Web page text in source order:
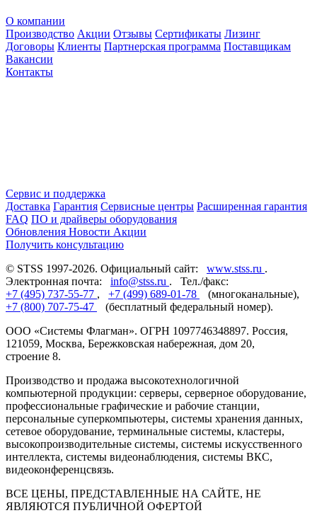
О компании
Производство Акции Отзывы Сертификаты Лизинг
Договоры Клиенты Партнерская программа Поставщикам
Вакансии
Контакты
Сервис и поддержка
Доставка Гарантия Сервисные центры Расширенная гарантия
FAQ ПО и драйверы оборудования
Обновления Новости Акции
Получить консультацию
© STSS 1997-2026. Официальный сайт: www.stss.ru .
Электронная почта: info@stss.ru . Тел./факс:
+7 (495) 737-55-77 , +7 (499) 689-01-78
(многоканальные),
+7 (800) 707-75-47
(бесплатный федеральный номер).
ООО «Системы Флагман». ОГРН 1097746348897. Россия,
121059, Москва, Бережковская набережная, дом 20,
строение 8.
Производство и продажа высокотехнологичной
компьютерной продукции: серверы, серверное оборудование,
профессиональные графические и рабочие станции,
персональные суперкомпьютеры, системы хранения данных,
сетевое оборудование, терминальные системы, кластеры,
высокопроизводительные системы, системы искусственного
интеллекта, системы видеонаблюдения, системы ВКС,
видеоконференцсвязь.
ВСЕ ЦЕНЫ, ПРЕДСТАВЛЕННЫЕ НА САЙТЕ, НЕ
ЯВЛЯЮТСЯ ПУБЛИЧНОЙ ОФЕРТОЙ